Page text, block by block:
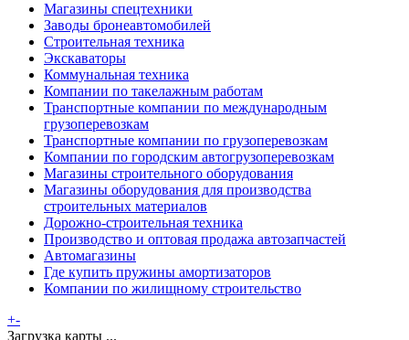
Магазины спецтехники
Заводы бронеавтомобилей
Строительная техника
Экскаваторы
Коммунальная техника
Компании по такелажным работам
Транспортные компании по международным
грузоперевозкам
Транспортные компании по грузоперевозкам
Компании по городским автогрузоперевозкам
Магазины строительного оборудования
Магазины оборудования для производства
строительных материалов
Дорожно-строительная техника
Производство и оптовая продажа автозапчастей
Автомагазины
Где купить пружины амортизаторов
Компании по жилищному строительство
+-
Загрузка карты ...